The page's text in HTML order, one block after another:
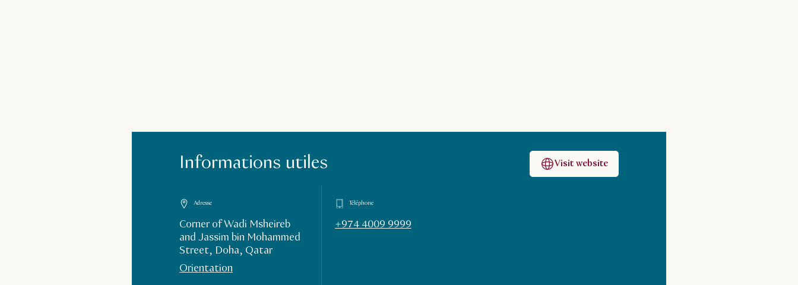
Informations utiles Visit website
Adresse
Corner of Wadi Msheireb
and Jassim bin Mohammed
Street, Doha, Qatar
Orientation
Téléphone
+974 4009 9999